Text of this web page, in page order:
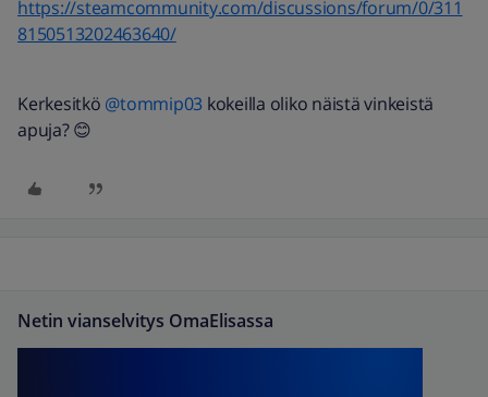
https://steamcommunity.com/discussions/forum/0/311
8150513202463640/
Kerkesitkö ​ @tommip03 kokeilla oliko näistä vinkeistä
apuja? 😊
Netin vianselvitys OmaElisassa